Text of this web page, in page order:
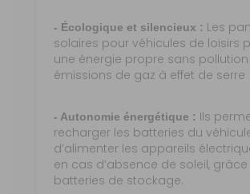
- Écologique et silencieux : Les
solaires pour véhicules de loisirs
une énergie propre sans
émissions de gaz à effet de serre
- Autonomie énergétique : Ils
recharger les batteries du
d’alimenter les appareils
en cas d’absence de soleil, grâce
batteries de stockage.